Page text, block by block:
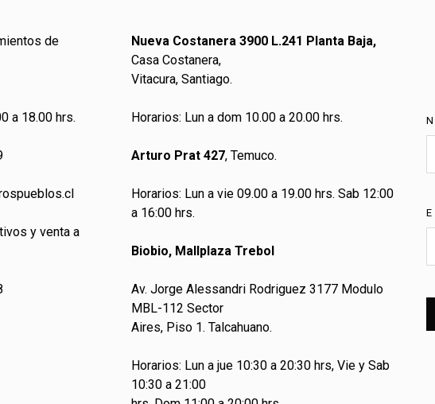
de
a 18.00 hrs.
pueblos.cl
y venta a
Nueva Costanera 3900 L.241 Planta Baja,
Casa Costanera,
Vitacura, Santiago.
Horarios: Lun a dom 10.00 a 20.00 hrs.
Arturo Prat 427, Temuco.
Horarios: Lun a vie 09.00 a 19.00 hrs. Sab 12:00
a 16:00 hrs.
Biobio, Mallplaza Trebol
Av. Jorge Alessandri Rodriguez 3177 Modulo
MBL-112 Sector
Aires, Piso 1. Talcahuano.
Horarios: Lun a jue 10:30 a 20:30 hrs, Vie y Sab
10:30 a 21:00